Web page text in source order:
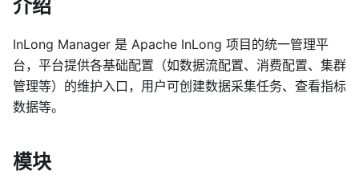
InLong Manager 是 Apache InLong 项目的统一管理平
台，平台提供各基础配置（如数据流配置、消费配置、集群
管理等）的维护入口，用户可创建数据采集任务、查看指标
数据等。
模块